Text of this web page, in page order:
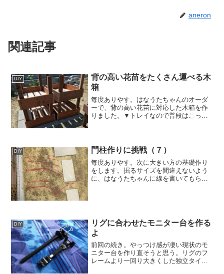
aneron
関連記事
DIY
背の高い花苗をたくさん運べる木
箱
毎度ありやす。はなうたちゃんのオーダ
ーで、背の高い花苗に対応した木箱を作
りました。▼トレイなので普段はこっち
Whi...
DIY 門柱作りに挑戦（７）
毎度ありやす。次に大きい方の基礎作り
をします。掘るサイズを間違えないよう
に、はなうたちゃんに線を書いてもらい
DIY
リグに合わせたモニター台を作る
よ
前回の続き。やっつけ感が凄い現状のモ
ニター台を作り直そうと思う。リグのフ
レームより一回り大きくした独立タイプ